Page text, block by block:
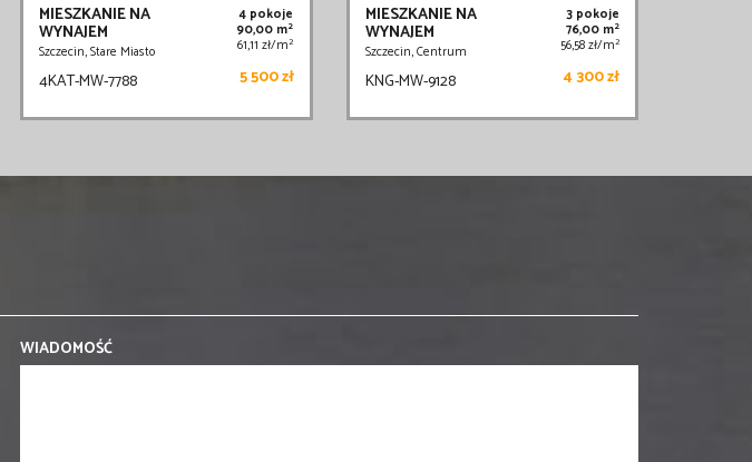
MIESZKANIE NA
WYNAJEM
Szczecin, Stare Miasto
4 pokoje
90,00 m2
61,11 zł/m2
4KAT-MW-7788 5 500 zł
MIESZKANIE NA
WYNAJEM
Szczecin, Centrum
3 pokoje
76,00 m2
56,58 zł/m2
KNG-MW-9128 4 300 zł
WIADOMOŚĆ